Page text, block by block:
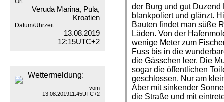
Ort:
Veruda Marina, Pula,
Kroatien
Datum/Uhrzeit:
13.08.2019
12:15UTC+2
Wettermeldung:
vom
13.08.201911:45UTC+2
der Burg und gut
blankpoliert und glänzt.
Bauten findet man süße
Läden. Von der
wenige Meter zum
Fuss bis in die
die Gässchen leer. Die
sogar die öffentlichen
geschlossen. Nur am
Aber mit sinkender
die Straße und mit